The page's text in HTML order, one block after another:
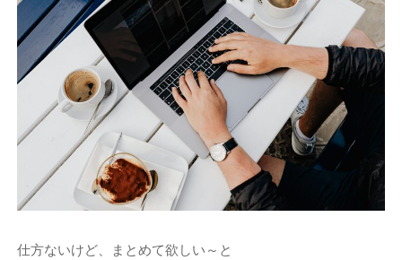
仕方ないけど、まとめて欲しい～と